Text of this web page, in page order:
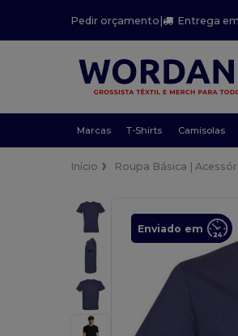
Pedir orçamento| Entrega
Marcas T-Shirts Camisolas
Início Roupa Básica |
Enviado em